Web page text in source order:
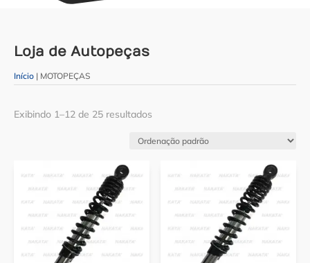
Loja de Autopeças
Início | MOTOPEÇAS
Exibindo 1–12 de 25 resultados